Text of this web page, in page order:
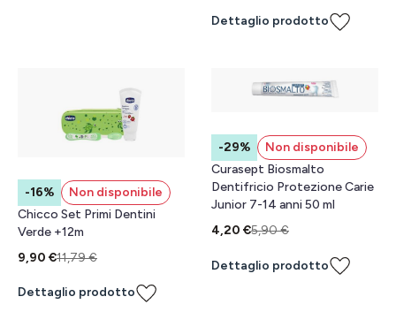
Dettaglio prodotto
-16%
Non disponibile
Chicco Set Primi Dentini
Verde +12m
9,90 €11,79 €
Dettaglio prodotto
-29%
Non disponibile
Curasept Biosmalto
Dentifricio Protezione Carie
Junior 7-14 anni 50 ml
4,20 €5,90 €
Dettaglio prodotto